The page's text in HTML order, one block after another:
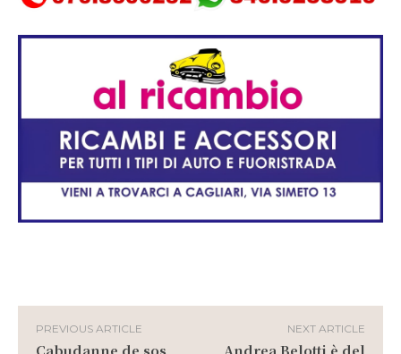
PREVIOUS ARTICLE
Cabudanne de sos
NEXT ARTICLE
Andrea Belotti è del